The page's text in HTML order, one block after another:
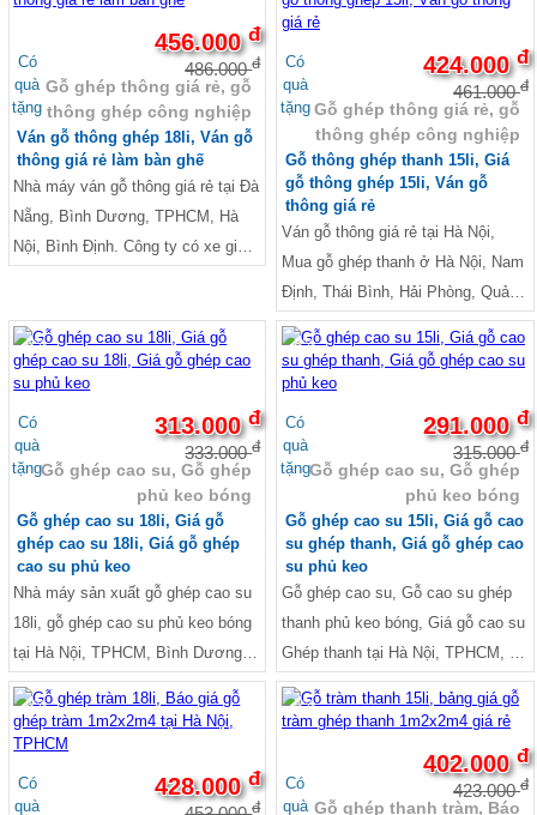
Có
quà
tặng
456.000đ
486.000đ
Gỗ ghép thông giá rẻ, gỗ
thông ghép công nghiệp
Ván gỗ thông ghép 18li, Ván gỗ
thông giá rẻ làm bàn ghế
Nhà máy ván gỗ thông giá rẻ tại Đà
Nẵng, Bình Dương, TPHCM, Hà
Nội, Bình Định. Công ty có xe giao
Có
quà
tặng
424.000đ
461.000đ
Gỗ ghép thông giá rẻ, gỗ
thông ghép công nghiệp
Gỗ thông ghép thanh 15li, Giá
gỗ thông ghép 15li, Ván gỗ
thông giá rẻ
Ván gỗ thông giá rẻ tại Hà Nội,
Mua gỗ ghép thanh ở Hà Nội, Nam
Định, Thái Bình, Hải Phòng, Quảng
Ninh, TPHCM, Bình Dương, Đà
Nẵng,...
-6%
Có
quà
tặng
313.000đ
333.000đ
Gỗ ghép cao su, Gỗ ghép
phủ keo bóng
Gỗ ghép cao su 18li, Giá gỗ
ghép cao su 18li, Giá gỗ ghép
cao su phủ keo
Nhà máy sản xuất gỗ ghép cao su
18li, gỗ ghép cao su phủ keo bóng
tại Hà Nội, TPHCM, Bình Dương,
Đà Nẵng, Bình Định, Vũng Tàu,
Thanh Hóa, Thái Bình, Nam Định,
Hải Phòng, Quàng Ninh.
-8%
Có
quà
tặng
291.000đ
315.000đ
Gỗ ghép cao su, Gỗ ghép
phủ keo bóng
Gỗ ghép cao su 15li, Giá gỗ cao
su ghép thanh, Giá gỗ ghép cao
su phủ keo
Gỗ ghép cao su, Gỗ cao su ghép
thanh phủ keo bóng, Giá gỗ cao su
Ghép thanh tại Hà Nội, TPHCM, Đà
Nẵng, Hải Phòng, Nam Định,
Quảng Ninh. Nhà máy có xe giao
-6%
Có
quà
428.000đ
đ
-5%
Có
quà
402.000đ
423.000đ
Gỗ ghép thanh tràm, Báo